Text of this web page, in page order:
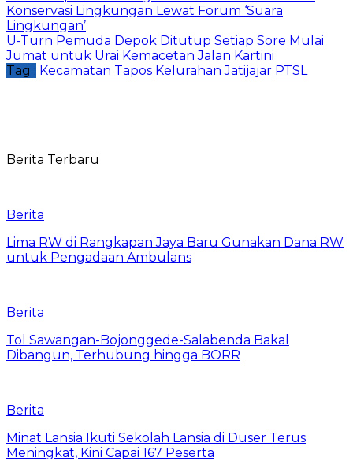
Konservasi Lingkungan Lewat Forum ‘Suara
Lingkungan’
U-Turn Pemuda Depok Ditutup Setiap Sore Mulai
Jumat untuk Urai Kemacetan Jalan Kartini
Tag : Kecamatan Tapos Kelurahan Jatijajar PTSL
Berita Terbaru
Berita
Lima RW di Rangkapan Jaya Baru Gunakan Dana RW
untuk Pengadaan Ambulans
Berita
Tol Sawangan-Bojonggede-Salabenda Bakal
Dibangun, Terhubung hingga BORR
Berita
Minat Lansia Ikuti Sekolah Lansia di Duser Terus
Meningkat, Kini Capai 167 Peserta